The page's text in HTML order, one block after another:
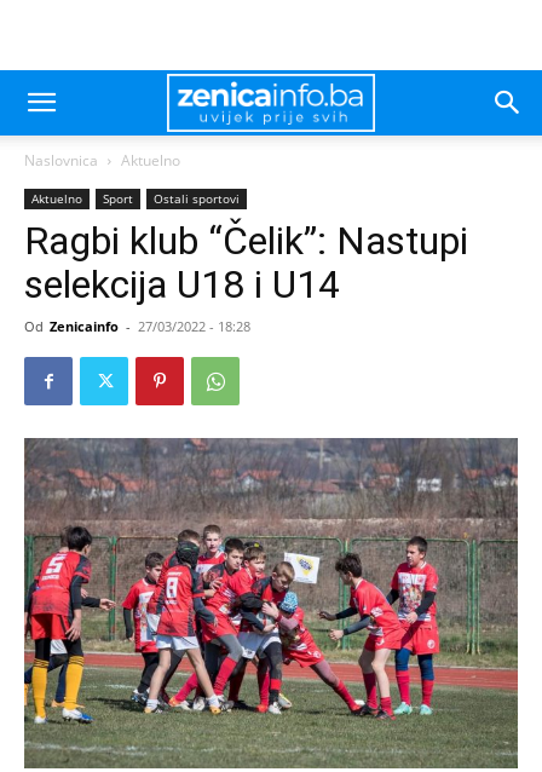
Naslovnica Aktuelno
Aktuelno Sport Ostali sportovi
Ragbi klub “Čelik”: Nastupi
selekcija U18 i U14
Od Zenicainfo - 27/03/2022 - 18:28